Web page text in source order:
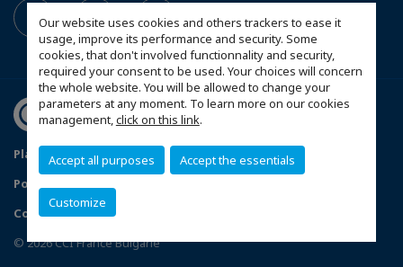
Our website uses cookies and others trackers to ease it
usage, improve its performance and security. Some
cookies, that don't involved functionnality and security,
required your consent to be used. Your choices will concern
the whole website. You will be allowed to change your
parameters at any moment. To learn more on our cookies
management,click on this link.
Accept all purposes Accept the essentials
Customize
Plan du site
Mentions légales
Politique de confidentialité
Configurer vos préférences cookies
© 2026 CCI France Bulgarie